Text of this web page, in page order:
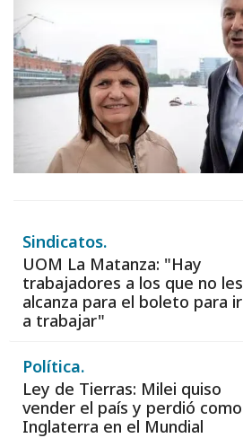
Sindicatos.
UOM La Matanza: "Hay
trabajadores a los que no les
alcanza para el boleto para ir
a trabajar"
Política.
Ley de Tierras: Milei quiso
vender el país y perdió como
Inglaterra en el Mundial